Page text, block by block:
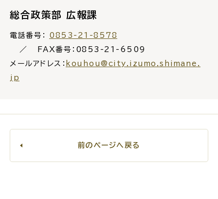
ごみ出しおたすけア
各種申請書・様式ダ
イド
総合政策部 広報課
電話番号： 0853-21-8578
FAX番号：0853-21-6509
メールアドレス： kouhou@city.izumo.shimane.
jp
前のページへ戻る